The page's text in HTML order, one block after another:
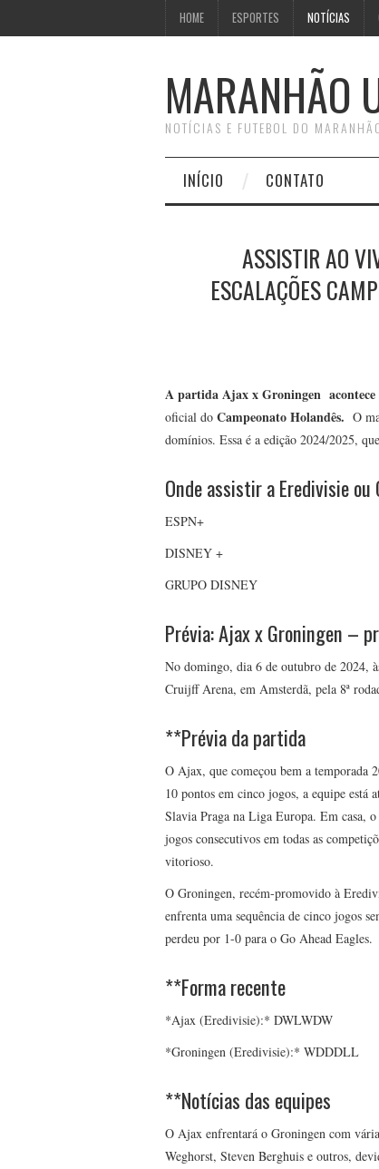
HOME ESPORTES NOTÍCIAS
MARANHÃO
NOTÍCIAS E FUTEBOL DO
INÍCIO CONTATO
ASSISTIR AO
ESCALAÇÕES
A partida Ajax x Groningen acontece
oficial do Campeonato Holandês. O
domínios. Essa é a edição 2024/2025,
Onde assistir a Eredivisie ou
ESPN+
DISNEY +
GRUPO DISNEY
Prévia: Ajax x Groningen –
No domingo, dia 6 de outubro de 2024,
Cruijff Arena, em Amsterdã, pela 8ª
**Prévia da partida
O Ajax, que começou bem a temporada
10 pontos em cinco jogos, a equipe
Slavia Praga na Liga Europa. Em casa,
jogos consecutivos em todas as
vitorioso.
O Groningen, recém-promovido à
enfrenta uma sequência de cinco jogos
perdeu por 1-0 para o Go Ahead Eagles.
**Forma recente
*Ajax (Eredivisie):* DWLWDW
*Groningen (Eredivisie):* WDDDLL
**Notícias das equipes
O Ajax enfrentará o Groningen com
Weghorst, Steven Berghuis e outros,